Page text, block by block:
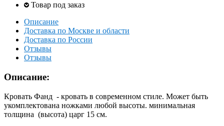
Товар под заказ
Описание
Доставка по Москве и области
Доставка по России
Отзывы
Отзывы
Описание:
Кровать Фанд - кровать в современном стиле. Может быть
укомплектована ножками любой высоты. минимальная
толщина (высота) царг 15 см.